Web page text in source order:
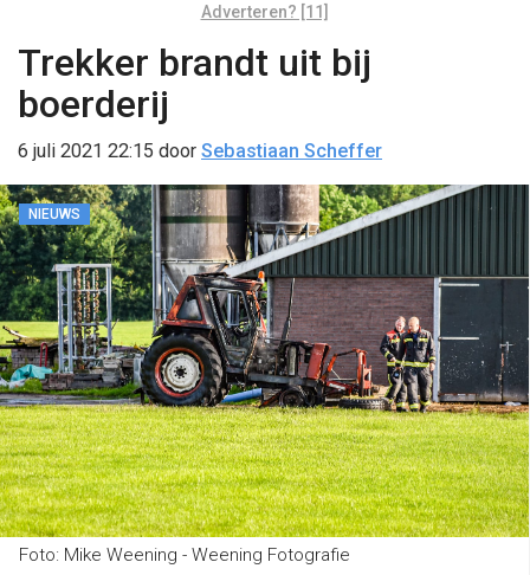
Adverteren? [11]
Trekker brandt uit bij
boerderij
6 juli 2021 22:15 door Sebastiaan Scheffer
NIEUWS
Foto: Mike Weening - Weening Fotografie